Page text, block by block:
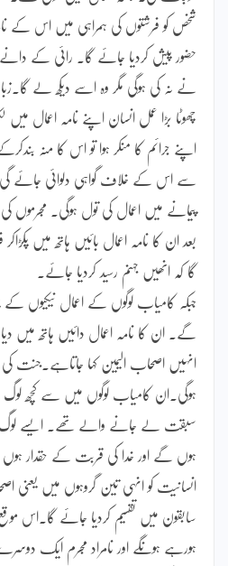
شخص کو فرشتوں کی ہمراہی میں اس کے
حضور پیش کردیا جائے گا۔ رائی کے دانے
نے نہ کی ہوگی مگر وہ اسے دیکھ لے
چھوٹا بڑا عمل انسان اپنے نامہ اعمال میں
اپنے جرائم کا منکر ہوا تو اس کا منہ
سے اس کے خلاف گواہی دلوائی جائے
پیمانے میں اعمال کی تول ہوگی۔ مجرموں
بعد ان کا نامہ اعمال بائیں ہاتھ میں
گا کہ انھیں جہنم رسید کردیا جائے۔
جبکہ کامیاب لوگوں کے اعمال نیکیوں
گے۔ ان کا نامہ اعمال دائیں ہاتھ
انہیں اصحاب الیمین کہا جاتاہے۔جنت
ہوگی۔ان کامیاب لوگوں میں سے کچھ لوگ
سبقت لے جانے والے تھے۔ ایسے لوگ
ہوں گے اور خدا کی قربت کے حقدار
انسانیت کو انہی تین گروہوں میں یعنی
سابقون میں تقسیم کردیا جائے گا۔اس
ہورہے ہوںگے اور نامراد مجرم ایک